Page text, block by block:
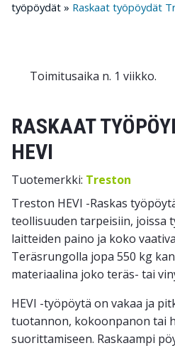
työpöydät » Raskaat työpöydät
Toimitusaika n. 1 viikko.
RASKAAT
HEVI
Tuotemerkki: Treston
Treston HEVI -Raskas
teollisuuden tarpeisiin, joissa
laitteiden paino ja koko
Teräsrungolla jopa 550 kg
materiaalina joko teräs- tai
HEVI -työpöytä on vakaa ja
tuotannon, kokoonpanon tai
suorittamiseen. Raskaampi